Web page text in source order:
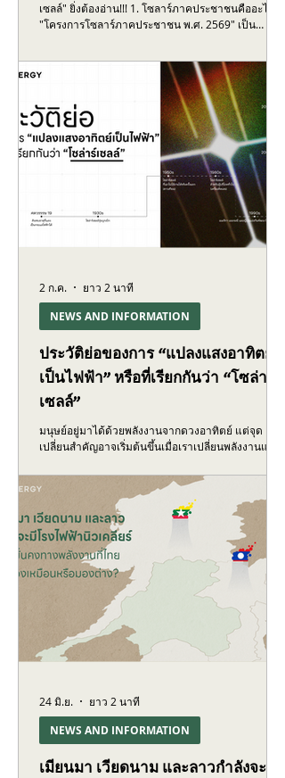
เซลล์" ยิ่งต้องอ่าน!!! 1. โซลาร์ภาคประชาชนคืออะไร?
"โครงการโซลาร์ภาคประชาชน พ.ศ. 2569" เป็น
ไฟฟ้าได้ โดยโครงการนี้เป็นของกระทรวงพลังงาน และ
ดำเนินการผ่านการไฟฟ้านครหลวงและการไฟฟ้าส่วน
ภูมิภาค ซึ่งเริ่มเปิดตัวโครงการในวันที่ 1 ก.ค. 2026 นี้
2. ทำไมประชาชนต้องขายไฟฟ้าคืนให้การไฟฟ้าฯ?
ปัจจุบันในช่วงเวลากลางวันในประเทศไทยโดยเฉพาะ
ช่วงที่ม
ประวัติย่อของการ “แปลงแสงอาทิตย์
เป็นไฟฟ้า” หรือที่เรียกกันว่า “โซล่าร์
เซลล์”
มนุษย์อยู่มาได้ด้วยพลังงานจากดวงอาทิตย์ แต่จุด
เปลี่ยนสำคัญอาจเริ่มต้นขึ้นเมื่อเราเปลี่ยนพลังงานแสง
NEWS AND INFORMATION
2 ก.ค. ยาว 2 นาที
เมียนมา เวียดนาม และลาวกำลังจะมี
NEWS AND INFORMATION
24 มิ.ย. ยาว 2 นาที